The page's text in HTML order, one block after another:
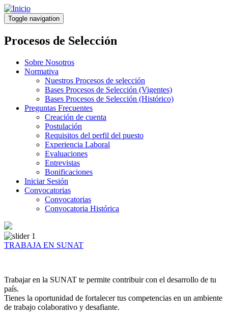
Pasar
al
contenido
principal
Toggle navigation
Procesos de Selección
Sobre Nosotros
Normativa
Nuestros Procesos de selección
Bases Procesos de Selección (Vigentes)
Bases Procesos de Selección (Histórico)
Preguntas Frecuentes
Creación de cuenta
Postulación
Requisitos del perfil del puesto
Experiencia Laboral
Evaluaciones
Entrevistas
Bonificaciones
Iniciar Sesión
Convocatorias
Convocatorias
Convocatoria Histórica
TRABAJA EN SUNAT
Trabajar en la SUNAT te permite contribuir con el desarrollo de tu
país.
Tienes la oportunidad de fortalecer tus competencias en un ambiente
de trabajo colaborativo y desafiante.